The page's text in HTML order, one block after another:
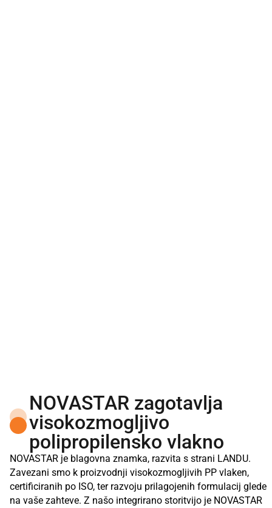
NOVASTAR zagotavlja
visokozmogljivo
polipropilensko vlakno
NOVASTAR je blagovna znamka, razvita s strani LANDU.
Zavezani smo k proizvodnji visokozmogljivih PP vlaken,
certificiranih po ISO, ter razvoju prilagojenih formulacij glede
na vaše zahteve. Z našo integrirano storitvijo je NOVASTAR